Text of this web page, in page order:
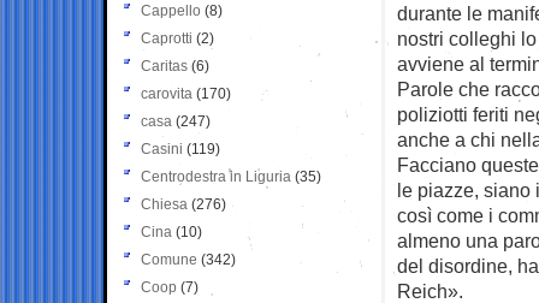
durante le
nostri colleghi
avviene al
Parole che
poliziotti feriti
anche a chi
Facciano
le piazze, siano
così come i
almeno una
del disordine,
Reich».
Cappello (8)
Caprotti (2)
Caritas (6)
carovita (170)
casa (247)
Casini (119)
Centrodestra in Liguria (35)
Chiesa (276)
Cina (10)
Comune (342)
Coop (7)